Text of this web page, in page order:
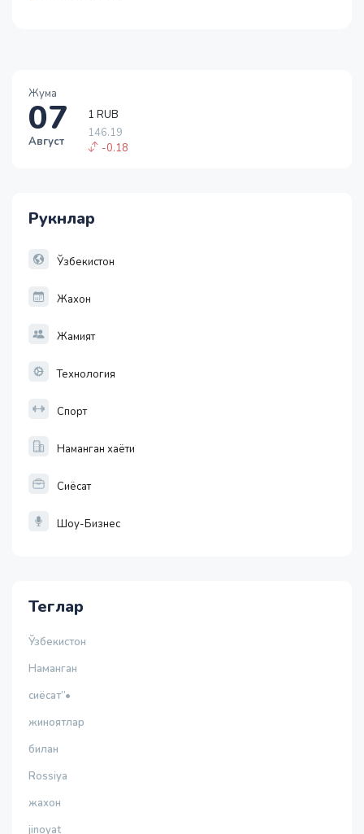
Жума
07
Август
1 RUB
146.19
-0.18
1 EUR
Рукнлар
Ўзбекистон
Жахон
Жамият
Технология
Спорт
Наманган хаёти
Сиёсат
Шоу-Бизнес
Теглар
Ўзбекистон
Наманган
сиёсат”•
жиноятлар
билан
Rossiya
жахон
jinoyat